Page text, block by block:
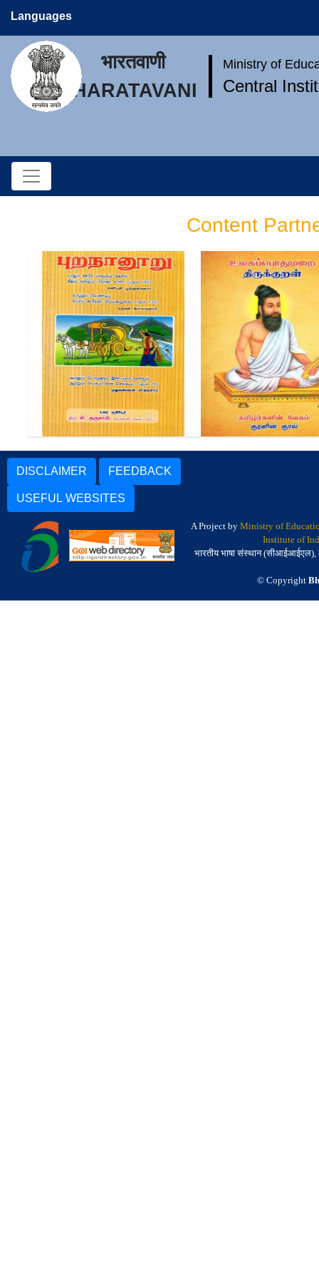
Languages
भारतवाणी
BHARATAVANI
Ministry of
Central
Content
புறநானூறு-தமிழ் |
Purananuru-Tamil
திருக்குறள் தமிழ் |
Tamil
DISCLAIMER FEEDBACK
USEFUL WEBSITES
A Project by Ministry of
Institute of
भारतीय भाषा संस्थान (सीआईआईएल),
© Copyright